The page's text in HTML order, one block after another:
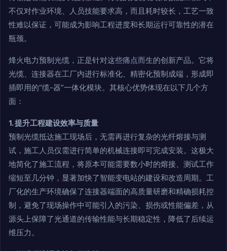
不仅对作业环境、人员技能要求高，而且耗时较长，工艺一致
性难以保证，可能成为影响工程进度和长期运行可靠性的潜在
瓶颈。
烽火电力预制光缆，正是针对这些痛点而生的创新产品。它将
光缆、连接器在工厂内进行标准化、精密化预制成端，形成即
插即用的“缆-器”一体化模块。其核心优势体现在以下几个方
面：
1. 提升工程建设效率与质量
预制光缆抵达施工现场后，无需再进行复杂的光纤熔接与测
试，施工人员仅需进行简单的机械连接即可完成安装。这极大
地简化了施工流程，将原本可能需要数小时的熔接、测试工作
缩短至几分钟，显著加快了智能变电站的建设和改造周期。工
厂化的生产环境确保了连接器端面的高质量研磨和精确损耗控
制，避免了现场操作中可能引入的污染、损伤或性能偏差，从
源头上保障了光通道的传输性能与长期稳定性，降低了后续运
维压力。